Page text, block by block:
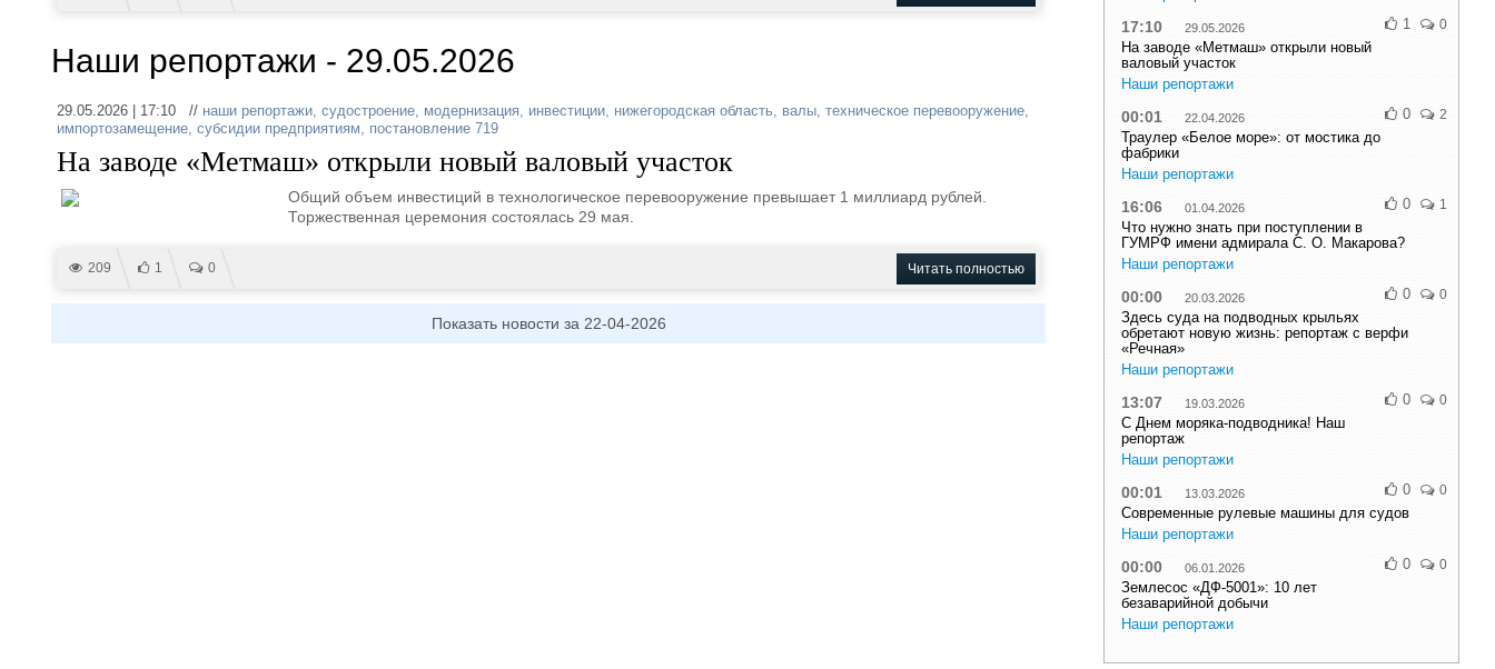
Наши репортажи - 29.05.2026
29.05.2026 | 17:10 // наши репортажи, судостроение, модернизация, инвестиции, нижегородская область, валы, техническое перевооружение,
импортозамещение, субсидии предприятиям, постановление 719
На заводе «Метмаш» открыли новый валовый участок
Общий объем инвестиций в технологическое перевооружение превышает 1 миллиард рублей.
Торжественная церемония состоялась 29 мая.
209 1 0 Читать полностью
Показать новости за 22-04-2026
17:10 29.05.2026
На заводе «Метмаш» открыли новый
валовый участок
Наши репортажи
1 0
00:01 22.04.2026
Траулер «Белое море»: от мостика до
фабрики
Наши репортажи
0 2
16:06 01.04.2026
Что нужно знать при поступлении в
ГУМРФ имени адмирала С. О. Макарова?
Наши репортажи
0 1
00:00 20.03.2026
Здесь суда на подводных крыльях
обретают новую жизнь: репортаж с верфи
«Речная»
Наши репортажи
0 0
13:07 19.03.2026
С Днем моряка-подводника! Наш
репортаж
Наши репортажи
0 0
00:01 13.03.2026
Современные рулевые машины для судов
Наши репортажи
0 0
00:00 06.01.2026
Землесос «ДФ-5001»: 10 лет
безаварийной добычи
Наши репортажи
0 0